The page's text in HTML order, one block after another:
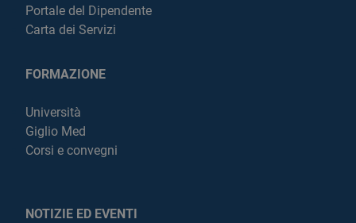
Portale del Dipendente
Carta dei Servizi
FORMAZIONE
Università
Giglio Med
Corsi e convegni
NOTIZIE ED EVENTI